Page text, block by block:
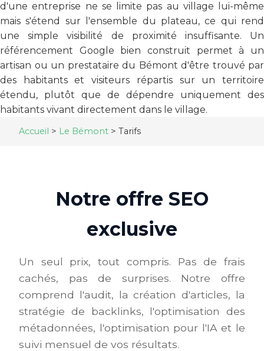
d'une entreprise ne se limite pas au village lui-même
mais s'étend sur l'ensemble du plateau, ce qui rend
une simple visibilité de proximité insuffisante. Un
référencement Google bien construit permet à un
artisan ou un prestataire du Bémont d'être trouvé par
des habitants et visiteurs répartis sur un territoire
étendu, plutôt que de dépendre uniquement des
habitants vivant directement dans le village.
Accueil > Le Bémont > Tarifs
Notre offre SEO
exclusive
Un seul prix, tout compris. Pas de frais
cachés, pas de surprises. Notre offre
comprend l'audit, la création d'articles, la
stratégie de backlinks, l'optimisation des
métadonnées, l'optimisation pour l'IA et le
suivi mensuel de vos résultats.